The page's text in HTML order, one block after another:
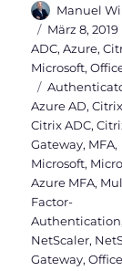
Autor
Manuel
am
März 8, 2019
ADC,Azure,
Microsoft,
Azure AD,Citrix
Citrix ADC,
Gateway, MFA,
Microsoft,
Azure MFA,
Factor-
Authentication
NetScaler,
Gateway,